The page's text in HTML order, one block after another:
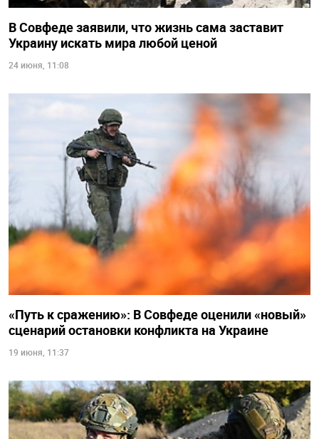
В Совфеде заявили, что жизнь сама заставит
Украину искать мира любой ценой
24 июня, 11:08
«Путь к сражению»: В Совфеде оценили «новый»
сценарий остановки конфликта на Украине
19 июня, 11:37